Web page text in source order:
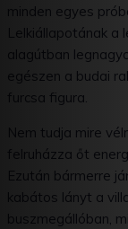
minden egyes
Lelkiállapotának a
alagútban
egészen a budai
furcsa figura.
Nem tudja mire
felruházza őt
Ezután bármerre
kabátos lányt a
buszmegállóban,